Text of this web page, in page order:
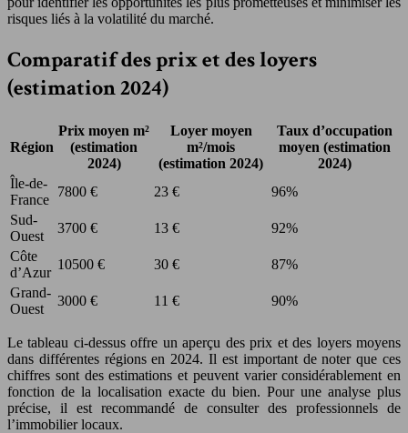
risques liés à la volatilité du marché.
Comparatif des prix et des loyers
(estimation 2024)
Région
Prix moyen m²
(estimation
2024)
Loyer moyen
m²/mois
(estimation 2024)
Taux d’occupation
moyen (estimation
2024)
Île-de-
France
7800 € 23 €
96%
Sud-
Ouest
3700 € 13 €
92%
Côte
d’Azur
10500 € 30 €
87%
Grand-
Ouest
3000 € 11 € 90%
Le tableau ci-dessus offre un aperçu des prix et des loyers moyens
dans différentes régions en 2024. Il est important de noter que ces
chiffres sont des estimations et peuvent varier considérablement en
fonction de la localisation exacte du bien. Pour une analyse plus
précise, il est recommandé de consulter des professionnels de
l’immobilier locaux.